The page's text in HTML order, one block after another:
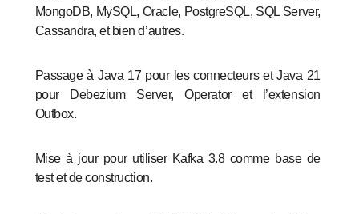
MongoDB, MySQL, Oracle, PostgreSQL, SQL Server,
Cassandra, et bien d’autres.
Passage à Java 17 pour les connecteurs et Java 21
pour Debezium Server, Operator et l’extension
Outbox.
Mise à jour pour utiliser Kafka 3.8 comme base de
test et de construction.